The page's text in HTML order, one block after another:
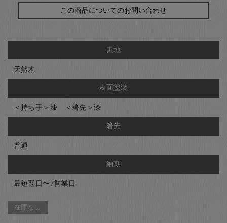
この商品についてのお問い合わせ
素地
天然木
表面塗装
＜持ち手＞漆 ＜箸先＞漆
箸先
普通
納期
最短翌日〜7営業日
在庫なし